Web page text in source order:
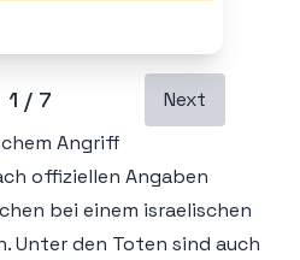
1 / 7
Next
Angriff
offiziellen Angaben
bei einem israelischen
den Toten sind auch